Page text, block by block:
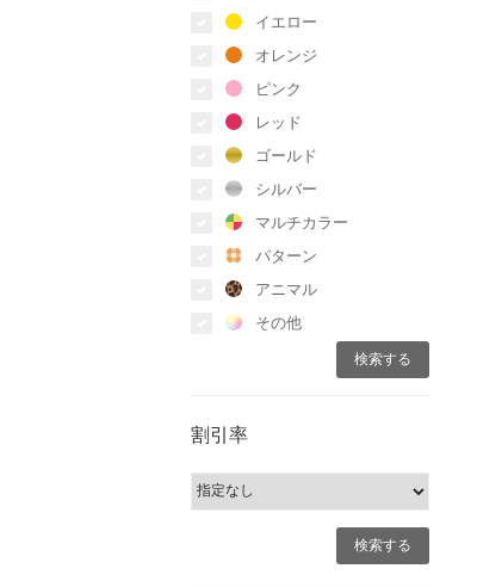
イエロー
オレンジ
ピンク
レッド
ゴールド
シルバー
マルチカラー
パターン
アニマル
その他
割引率